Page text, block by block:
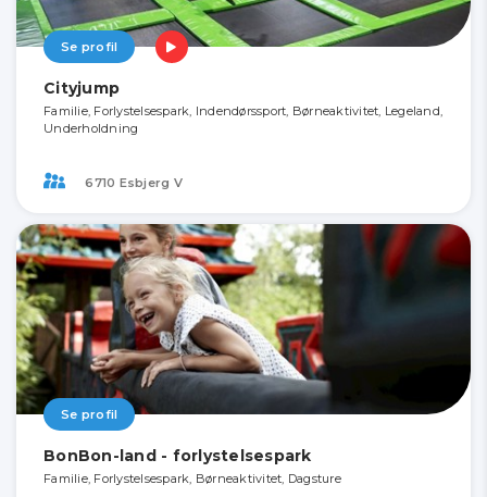
Se profil
Cityjump
Familie, Forlystelsespark, Indendørssport, Børneaktivitet, Legeland,
Underholdning
6710 Esbjerg V
Se profil
BonBon-land - forlystelsespark
Familie, Forlystelsespark, Børneaktivitet, Dagsture